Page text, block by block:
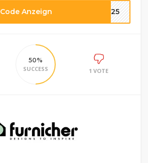
Code Anzeign ME25
50%
SUCCESS
1 VOTE